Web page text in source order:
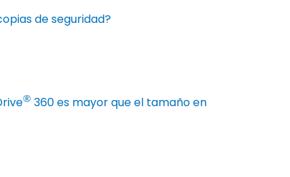
de seguridad?
® 360 es mayor que el tamaño en